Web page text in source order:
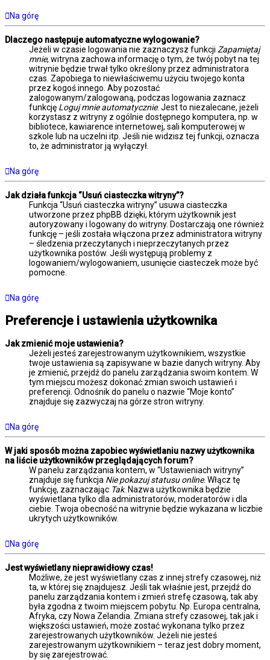
Na górę
Dlaczego następuje automatyczne wylogowanie?
Jeżeli w czasie logowania nie zaznaczysz funkcji Zapamiętaj
mnie, witryna zachowa informację o tym, że twój pobyt na tej
witrynie będzie trwał tylko określony przez administratora
czas. Zapobiega to niewłaściwemu użyciu twojego konta
przez kogoś innego. Aby pozostać
zalogowanym/zalogowaną, podczas logowania zaznacz
funkcję Loguj mnie automatycznie. Jest to niezalecane, jeżeli
korzystasz z witryny z ogólnie dostępnego komputera, np. w
bibliotece, kawiarence internetowej, sali komputerowej w
szkole lub na uczelni itp. Jeśli nie widzisz tej funkcji, oznacza
to, że administrator ją wyłączył.
Na górę
Jak działa funkcja “Usuń ciasteczka witryny”?
Funkcja “Usuń ciasteczka witryny” usuwa ciasteczka
utworzone przez phpBB dzięki, którym użytkownik jest
autoryzowany i logowany do witryny. Dostarczają one również
funkcję – jeśli została włączona przez administratora witryny
– śledzenia przeczytanych i nieprzeczytanych przez
użytkownika postów. Jeśli występują problemy z
logowaniem/wylogowaniem, usunięcie ciasteczek może być
pomocne.
Na górę
Preferencje i ustawienia użytkownika
Jak zmienić moje ustawienia?
Jeżeli jesteś zarejestrowanym użytkownikiem, wszystkie
twoje ustawienia są zapisywane w bazie danych witryny. Aby
je zmienić, przejdź do panelu zarządzania swoim kontem. W
tym miejscu możesz dokonać zmian swoich ustawień i
preferencji. Odnośnik do panelu o nazwie “Moje konto”
znajduje się zazwyczaj na górze stron witryny.
Na górę
W jaki sposób można zapobiec wyświetlaniu nazwy użytkownika
na liście użytkowników przeglądających forum?
W panelu zarządzania kontem, w “Ustawieniach witryny”
znajduje się funkcja Nie pokazuj statusu online. Włącz tę
funkcję, zaznaczając Tak. Nazwa użytkownika będzie
wyświetlana tylko dla administratorów, moderatorów i dla
ciebie. Twoja obecność na witrynie będzie wykazana w liczbie
ukrytych użytkowników.
Na górę
Jest wyświetlany nieprawidłowy czas!
Możliwe, że jest wyświetlany czas z innej strefy czasowej, niż
ta, w której się znajdujesz. Jeśli tak właśnie jest, przejdź do
panelu zarządzania kontem i zmień strefę czasową, tak aby
była zgodna z twoim miejscem pobytu. Np. Europa centralna,
Afryka, czy Nowa Zelandia. Zmiana strefy czasowej, tak jak i
większości ustawień, może zostać wykonana tylko przez
zarejestrowanych użytkowników. Jeżeli nie jesteś
zarejestrowanym użytkownikiem – teraz jest dobry moment,
by się zarejestrować.